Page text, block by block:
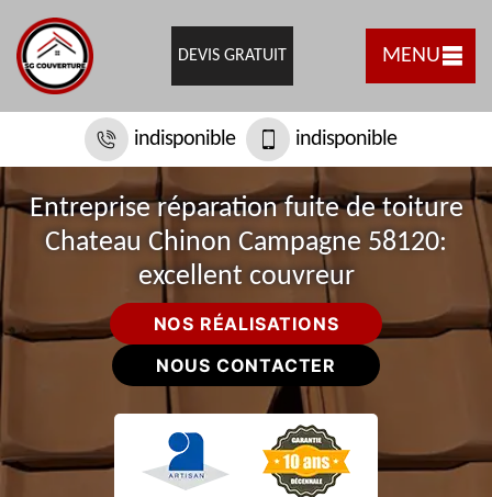
DEVIS GRATUIT MENU
indisponible indisponible
Entreprise réparation fuite de toiture
Chateau Chinon Campagne 58120:
excellent couvreur
NOS RÉALISATIONS
NOUS CONTACTER